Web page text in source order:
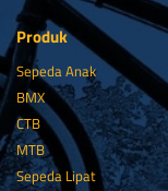
Produk
Sepeda Anak
BMX
CTB
MTB
Sepeda Lipat